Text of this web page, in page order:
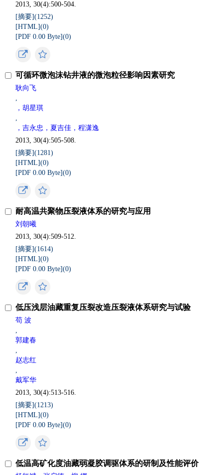
2013, 30(4):500-504.
[摘要](1252)
[HTML](0)
[PDF 0.00 Byte](0)
可循环微泡沫钻井液的微泡粒径影响因素研究
耿向飞
,
，胡星琪
,
，吉永忠，夏吉佳，程潇逸
2013, 30(4):505-508.
[摘要](1281)
[HTML](0)
[PDF 0.00 Byte](0)
耐高温共聚物压裂液体系的研究与应用
刘朝曦
2013, 30(4):509-512.
[摘要](1614)
[HTML](0)
[PDF 0.00 Byte](0)
低压浅层油藏重复压裂改造压裂液体系研究与试验
苟 波
,
郭建春
,
赵志红
,
戴军华
2013, 30(4):513-516.
[摘要](1213)
[HTML](0)
[PDF 0.00 Byte](0)
低温高矿化度油藏弱凝胶调驱体系的研制及性能评价